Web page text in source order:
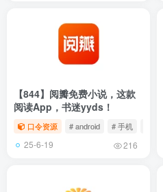
【844】阅瓣免费小说，这款
阅读App，书迷yyds！
口令资源 # android # 手机
25-6-19 216